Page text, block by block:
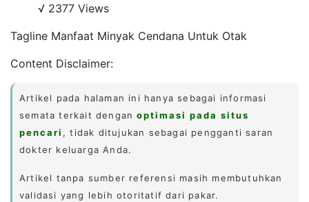
√ 2377 Views
Tagline Manfaat Minyak Cendana Untuk Otak
Content Disclaimer:
Artikel pada halaman ini hanya sebagai informasi
semata terkait denganoptimasi pada situs
pencari , tidak ditujukan sebagai pengganti saran
dokter keluarga Anda.
Artikel tanpa sumber referensi masih membutuhkan
validasi yang lebih otoritatif dari pakar.